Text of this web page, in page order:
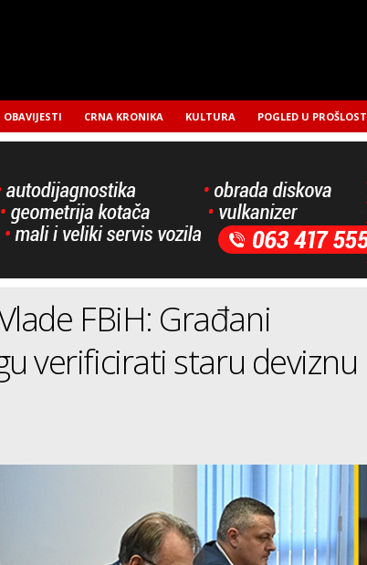
OBAVIJESTI CRNA KRONIKA KULTURA POGLED U PROŠLOST
FBiH: Građani
verificirati staru deviznu